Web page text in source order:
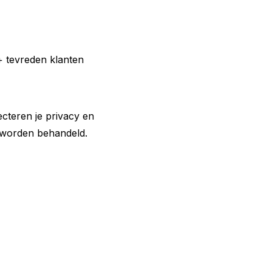
tevreden klanten
je privacy en
behandeld.